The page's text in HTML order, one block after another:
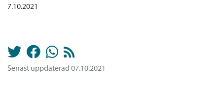
7.10.2021
Senast uppdaterad 07.10.2021